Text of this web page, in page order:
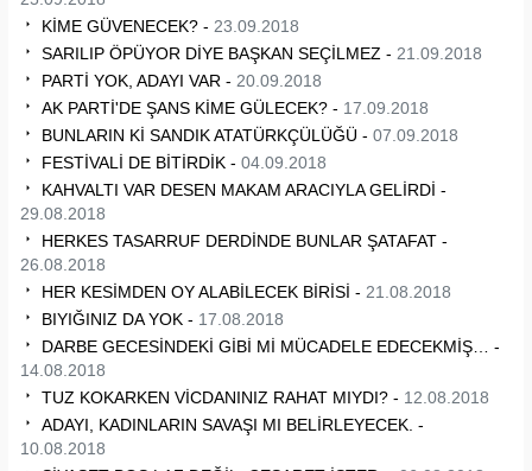
KİME GÜVENECEK? - 23.09.2018
SARILIP ÖPÜYOR DİYE BAŞKAN SEÇİLMEZ - 21.09.2018
PARTİ YOK, ADAYI VAR - 20.09.2018
AK PARTİ'DE ŞANS KİME GÜLECEK? - 17.09.2018
BUNLARIN Kİ SANDIK ATATÜRKÇÜLÜĞÜ - 07.09.2018
FESTİVALİ DE BİTİRDİK - 04.09.2018
KAHVALTI VAR DESEN MAKAM ARACIYLA GELİRDİ -
29.08.2018
HERKES TASARRUF DERDİNDE BUNLAR ŞATAFAT -
26.08.2018
HER KESİMDEN OY ALABİLECEK BİRİSİ - 21.08.2018
BIYIĞINIZ DA YOK - 17.08.2018
DARBE GECESİNDEKİ GİBİ Mİ MÜCADELE EDECEKMİŞ… -
14.08.2018
TUZ KOKARKEN VİCDANINIZ RAHAT MIYDI? - 12.08.2018
ADAYI, KADINLARIN SAVAŞI MI BELİRLEYECEK. -
10.08.2018